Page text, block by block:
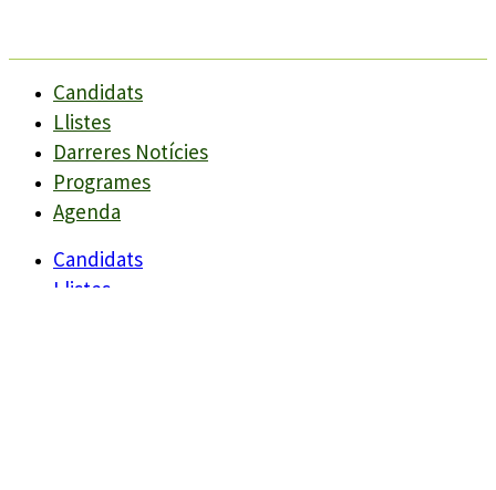
Candidats
Llistes
Darreres Notícies
Programes
Agenda
Candidats
Llistes